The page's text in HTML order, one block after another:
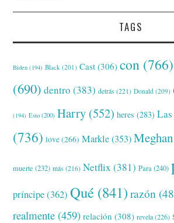
TAGS
Biden (194) Black (201) Cast (306) con (766)
(690) dentro (383) detrás (221) Donald (209)
(194) Esto (200) Harry (552) heres (283) Las
(736) love(266) Markle(353) Meghan
muerte (232) más (216) Netflix (381) Para(240)
príncipe(362) Qué (841) razón
realmente (459) relación (308) revela(226)